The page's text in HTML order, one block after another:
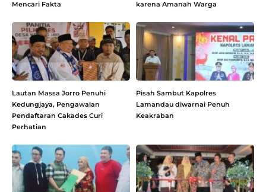
Mencari Fakta
karena Amanah Warga
Lautan Massa Jorro Penuhi
Kedungjaya, Pengawalan
Pendaftaran Cakades Curi
Perhatian
Pisah Sambut Kapolres
Lamandau diwarnai Penuh
Keakraban